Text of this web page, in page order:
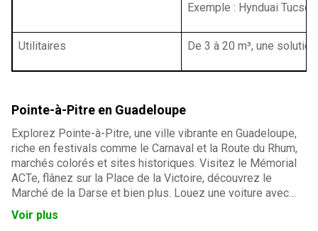
Exemple : Hynduai Tucson
Utilitaires De 3 à 20 m³, une
Pointe-à-Pitre en Guadeloupe
Explorez Pointe-à-Pitre, une ville vibrante en Guadeloupe,
riche en festivals comme le Carnaval et la Route du Rhum,
marchés colorés et sites historiques. Visitez le Mémorial
ACTe, flânez sur la Place de la Victoire, découvrez le
Marché de la Darse et bien plus. Louez une voiture avec
Europcar pour une découverte sans contrainte. Nos
agences, situées à l'aéroport et en ville, sont à votre
Voir plus